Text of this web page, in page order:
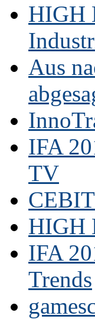
HIGH
Aus
IFA
TV
HIGH
IFA
Trends